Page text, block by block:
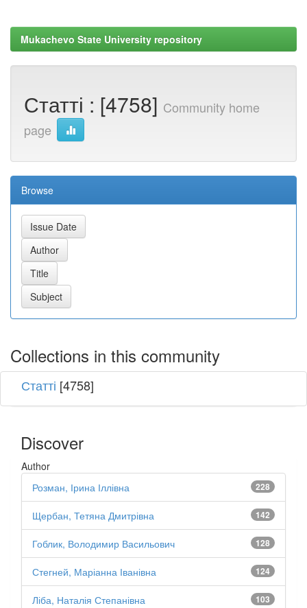
Mukachevo State University repository
Статті : [4758] Community home
page
Browse
Collections in this community
Статті [4758]
Discover
Author
228
Розман, Ірина Іллівна
142
Щербан, Тетяна Дмитрівна
128
Гоблик, Володимир Васильович
124
Стегней, Маріанна Іванівна
103
Ліба, Наталія Степанівна